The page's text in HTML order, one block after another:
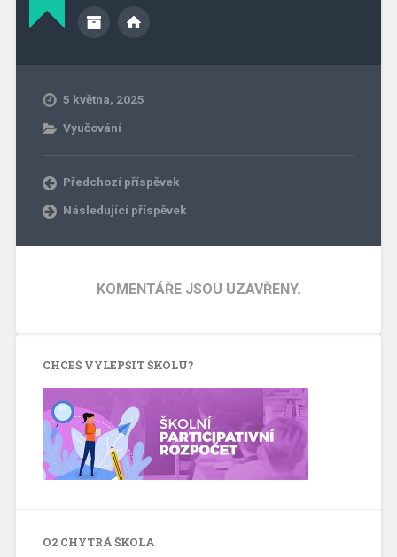
5 května, 2025
Vyučování
Předchozí příspěvek
Následující příspěvek
KOMENTÁŘE JSOU UZAVŘENY.
CHCEŠ VYLEPŠIT ŠKOLU?
O2 CHYTRÁ ŠKOLA